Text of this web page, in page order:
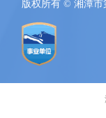
版权所有 © 湘潭市